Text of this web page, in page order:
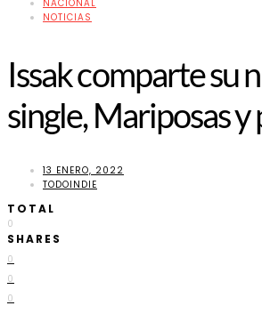
NACIONAL
NOTICIAS
Issak comparte su
single, Mariposas y
13 ENERO, 2022
TODOINDIE
TOTAL
0
SHARES
0
0
0